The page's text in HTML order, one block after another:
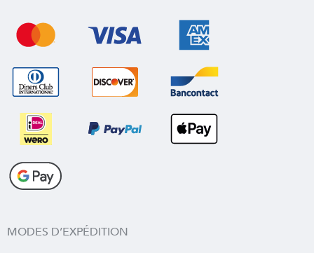
MODES D’EXPÉDITION